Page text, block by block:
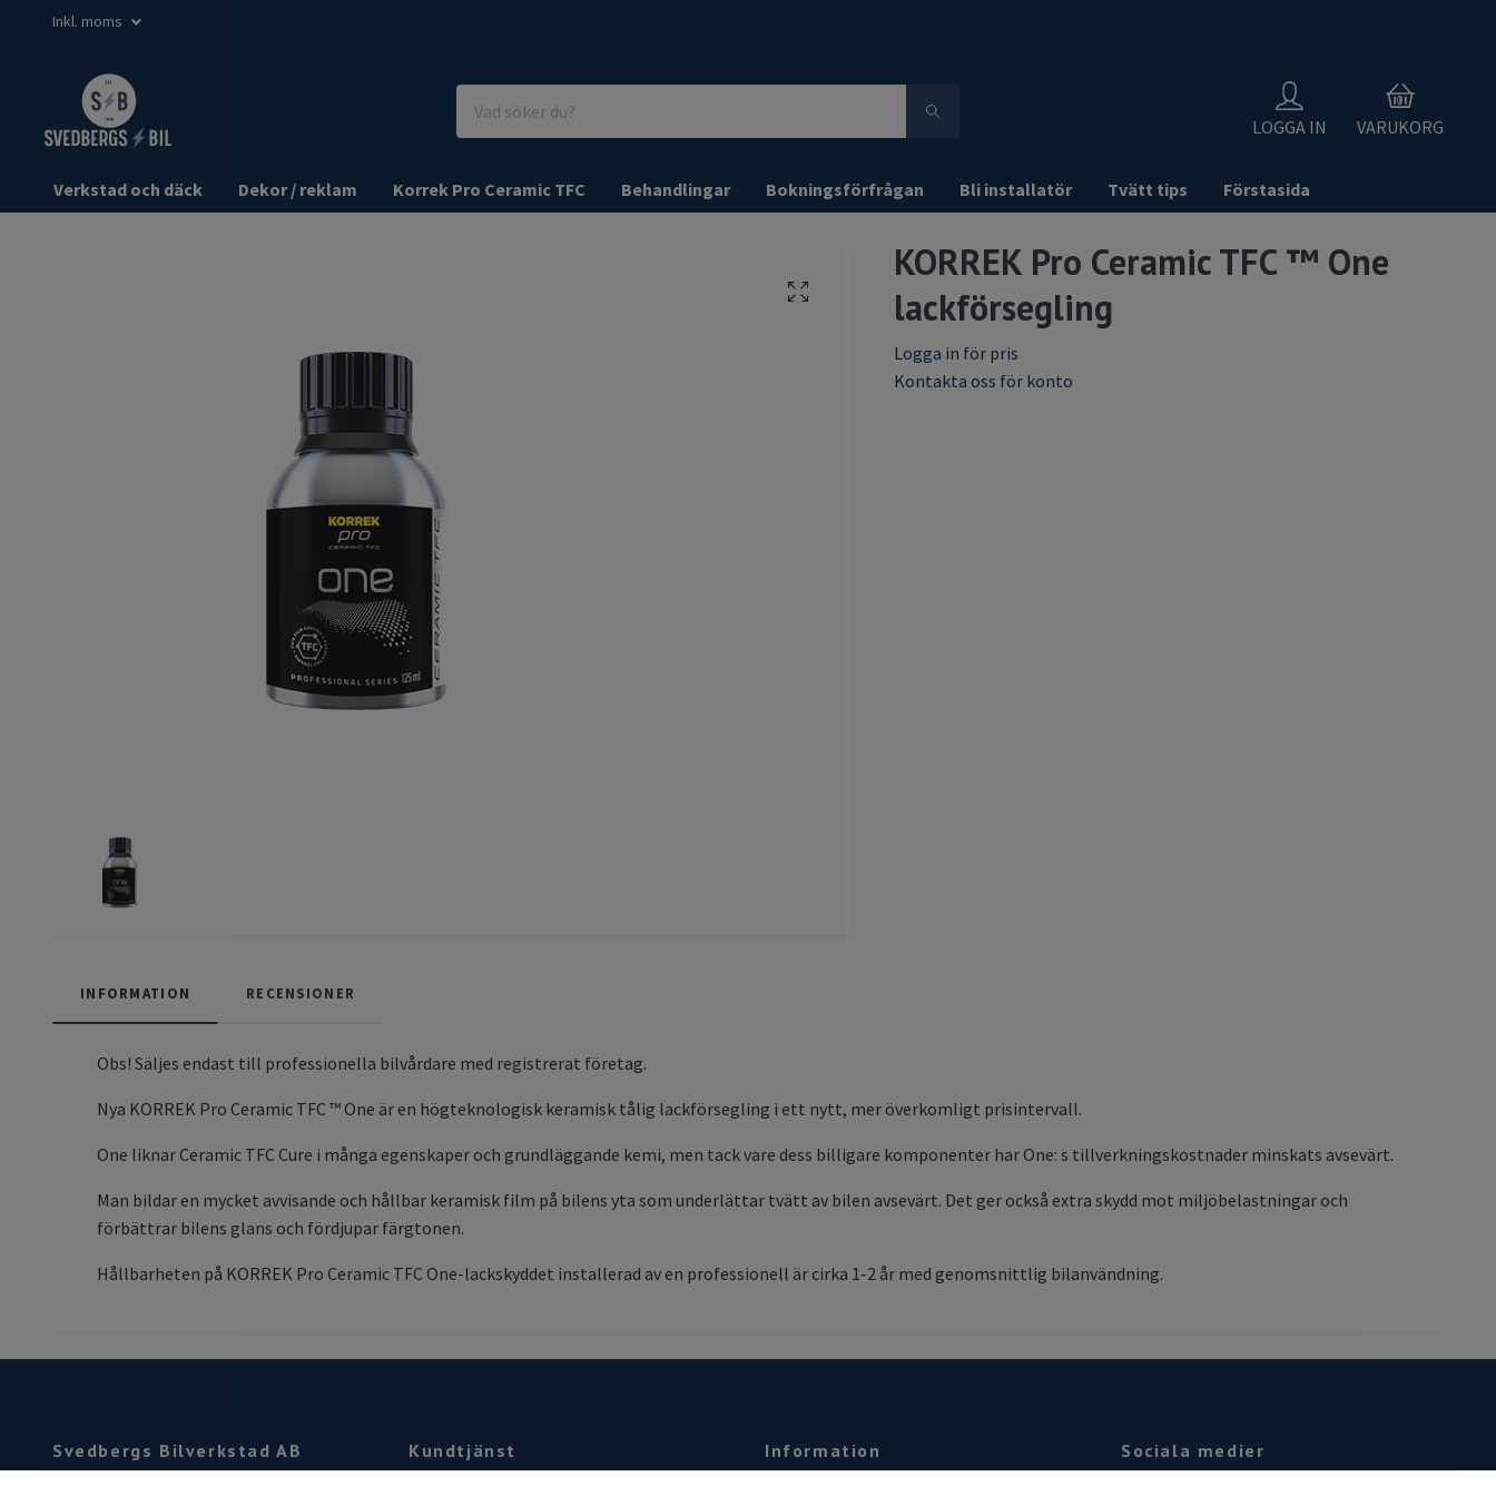
Inkl. moms
LOGGA IN
0
VARUKORG
Verkstad och däck Dekor / reklam Korrek Pro Ceramic TFC Behandlingar Bokningsförfrågan Bli installatör Tvätt tips Förstasida
KORREK Pro Ceramic TFC ™ One
lackförsegling
Logga in för pris
Kontakta oss för konto
INFORMATION RECENSIONER
Obs! Säljes endast till professionella bilvårdare med registrerat företag.
Nya KORREK Pro Ceramic TFC ™ One är en högteknologisk keramisk tålig lackförsegling i ett nytt, mer överkomligt prisintervall.
One liknar Ceramic TFC Cure i många egenskaper och grundläggande kemi, men tack vare dess billigare komponenter har One: s tillverkningskostnader minskats avsevärt.
Man bildar en mycket avvisande och hållbar keramisk film på bilens yta som underlättar tvätt av bilen avsevärt. Det ger också extra skydd mot miljöbelastningar och
förbättrar bilens glans och fördjupar färgtonen.
Hållbarheten på KORREK Pro Ceramic TFC One-lackskyddet installerad av en professionell är cirka 1-2 år med genomsnittlig bilanvändning.
Svedbergs Bilverkstad AB Kundtjänst Information Sociala medier